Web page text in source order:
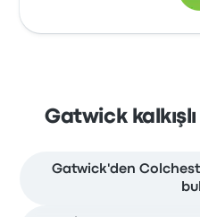
Gatwick
Gatwick'den